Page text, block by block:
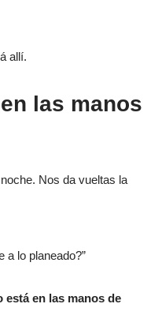
allí.
las manos
Nos da vueltas la
a lo planeado?”
está en las manos de